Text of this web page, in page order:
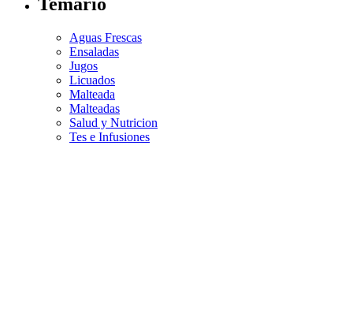
Aguas Frescas
Ensaladas
Jugos
Licuados
Malteada
Malteadas
Salud y Nutricion
Tes e Infusiones